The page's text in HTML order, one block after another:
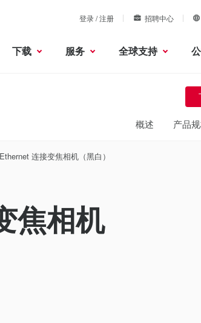
登录 / 注册 招聘中心
下载 服务 全球支持
概述 产品
连接变焦相机（黑白）
焦相机